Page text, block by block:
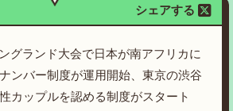
シェアする
グランド大会で日本が南アフリカに
ンバー制度が運用開始、東京の渋谷
カップルを認める制度がスタート